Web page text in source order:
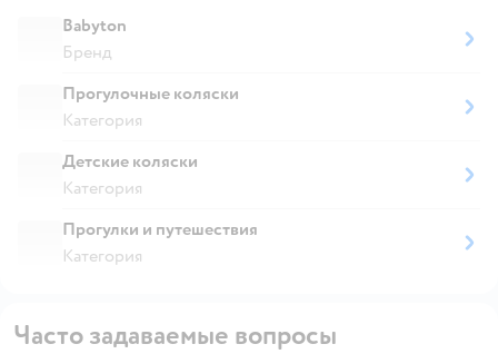
Babyton
Бренд
Прогулочные коляски
Категория
Детские коляски
Категория
Прогулки и путешествия
Категория
Часто задаваемые вопросы